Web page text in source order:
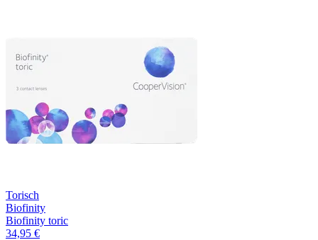
Torisch
Biofinity
Biofinity toric
34,95 €